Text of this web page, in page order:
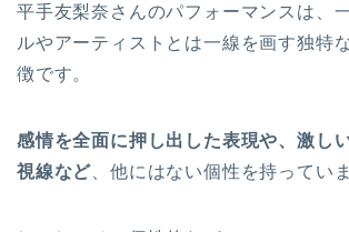
平手友梨奈さんのパフォーマンスは、
ルやアーティストとは一線を画す独特
徴です。
感情を全面に押し出した表現や、激し
視線など 、他にはない個性を持ってい